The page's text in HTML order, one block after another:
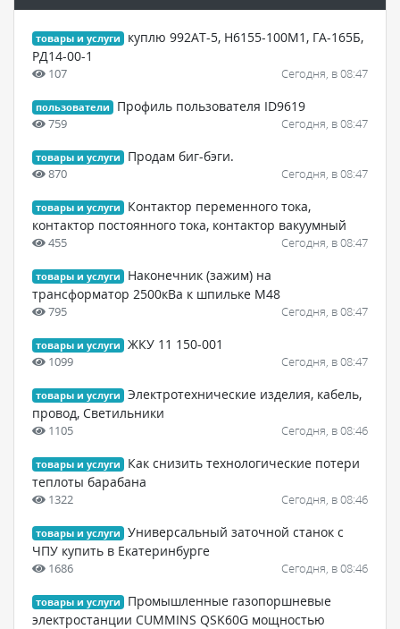
товары и услуги
куплю 992АТ-5, Н6155-100М1, ГА-165Б,
РД14-00-1
107 Сегодня, в 08:47
пользователи Профиль пользователя ID9619
759 Сегодня, в 08:47
товары и услуги Продам биг-бэги.
870 Сегодня, в 08:47
товары и услуги
Контактор переменного тока,
контактор постоянного тока, контактор вакуумный
455 Сегодня, в 08:47
товары и услуги
Наконечник (зажим) на
трансформатор 2500кВа к шпильке М48
795 Сегодня, в 08:47
товары и услуги ЖКУ 11 150-001
1099 Сегодня, в 08:47
товары и услуги
Электротехнические изделия, кабель,
провод, Светильники
1105 Сегодня, в 08:46
товары и услуги
Как снизить технологические потери
теплоты барабана
1322 Сегодня, в 08:46
товары и услуги
Универсальный заточной станок с
ЧПУ купить в Екатеринбурге
1686 Сегодня, в 08:46
товары и услуги
Промышленные газопоршневые
электростанции CUMMINS QSK60G мощностью